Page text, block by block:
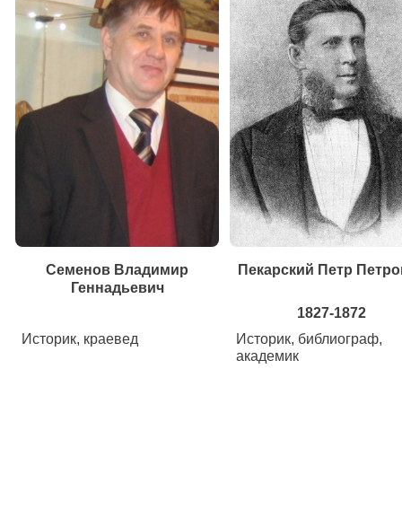
Семенов Владимир
Геннадьевич
Историк, краевед
Пекарский Петр
1827-1872
Историк, библиограф,
академик